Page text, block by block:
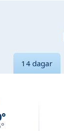
14 dagar
°
°